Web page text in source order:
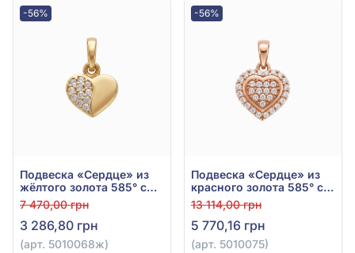
-56%
Подвеска «Сердце» из
жёлтого золота 585° с
фианитом, арт.
5010068ж
7 470,00 грн
3 286,80 грн
(арт. 5010068ж)
-56%
Подвеска «Сердце» из
красного золота 585° с
фианитом, арт. 5010075
13 114,00 грн
5 770,16 грн
(арт. 5010075)